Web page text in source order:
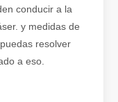
conducir a la
y medidas de
resolver
a eso.